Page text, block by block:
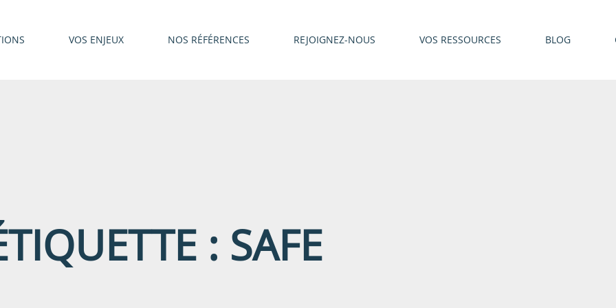
VOS ENJEUX NOS RÉFÉRENCES REJOIGNEZ-NOUS VOS RESSOURCES BLOG
: SAFE